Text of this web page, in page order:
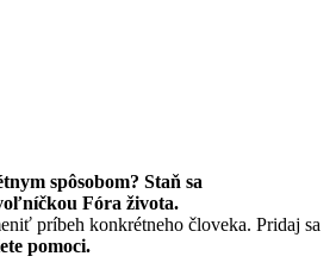
spôsobom? Staň sa
Fóra života.
príbeh konkrétneho človeka. Pridaj sa
pomoci.